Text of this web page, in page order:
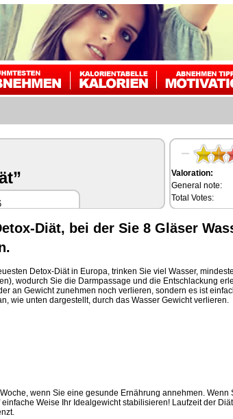
Valoration:
General note:
Total Votes:
Diät, bei der Sie 8 Gläser
Detox-Diät in Europa, trinken Sie viel Wasser,
wodurch Sie die Darmpassage und die Entschlackung
an Gewicht zunehmen noch verlieren, sondern es ist
wie unten dargestellt, durch das Wasser Gewicht verlieren.
wenn Sie eine gesunde Ernährung annehmen. Wenn
Weise Ihr Idealgewicht stabilisieren! Laufzeit der